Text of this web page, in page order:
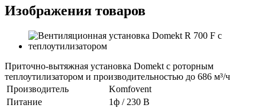
Изображения товаров
Приточно-вытяжная установка Domekt с роторным
теплоутилизатором и производительностью до 686 м³/ч
Производитель
Komfovent
Питание
1ф / 230 В